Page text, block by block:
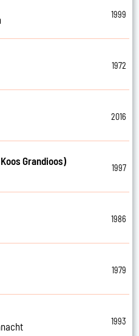
1999
1972
2016
Grandioos)
1997
1986
1979
1993